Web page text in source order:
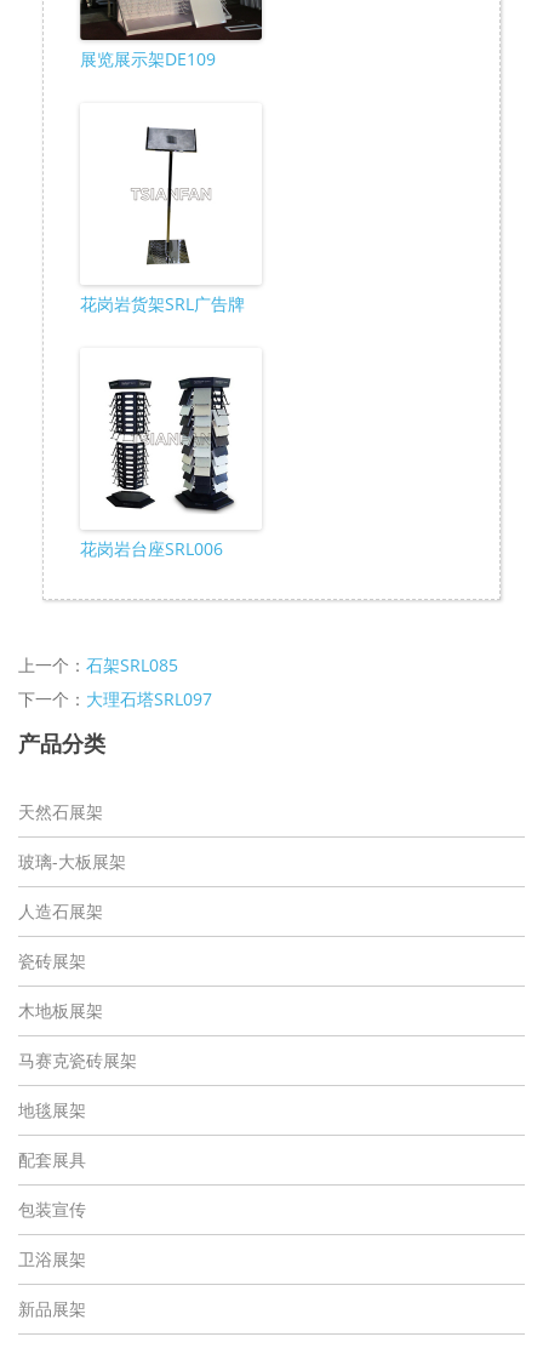
展览展示架DE109
花岗岩货架SRL广告牌
花岗岩台座SRL006
上一个： 石架SRL085
下一个： 大理石塔SRL097
产品分类
天然石展架
玻璃-大板展架
人造石展架
瓷砖展架
木地板展架
马赛克瓷砖展架
地毯展架
配套展具
包装宣传
卫浴展架
新品展架